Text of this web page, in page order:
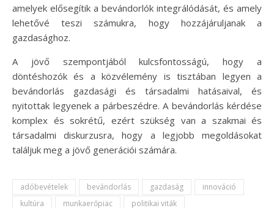
amelyek elősegítik a bevándorlók integrálódását, és amely
lehetővé teszi számukra, hogy hozzájáruljanak a
gazdasághoz.
A jövő szempontjából kulcsfontosságú, hogy a
döntéshozók és a közvélemény is tisztában legyen a
bevándorlás gazdasági és társadalmi hatásaival, és
nyitottak legyenek a párbeszédre. A bevándorlás kérdése
komplex és sokrétű, ezért szükség van a szakmai és
társadalmi diskurzusra, hogy a legjobb megoldásokat
találjuk meg a jövő generációi számára.
adóbevételek bevándorlás gazdaság
innováció
kultúra
munkaerőpiac
politikai viták